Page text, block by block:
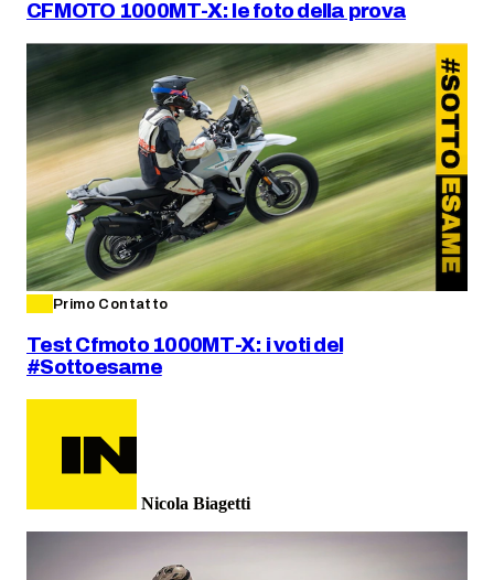
CFMOTO 1000MT-X: le foto della prova
Primo Contatto
Test Cfmoto 1000MT-X: i voti del
#Sottoesame
Nicola Biagetti